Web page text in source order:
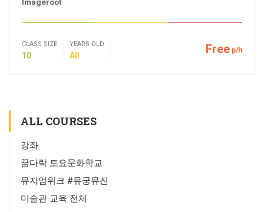
CLASS SIZE
10
YEARS OLD
All Free p/h
ALL COURSES
강좌
꿈다락 토요문화학교
뮤지엄위크 #뮤궁뮤진
미술관 교육 전체